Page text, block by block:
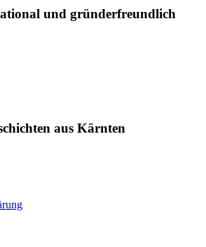
und gründerfreundlich
aus Kärnten